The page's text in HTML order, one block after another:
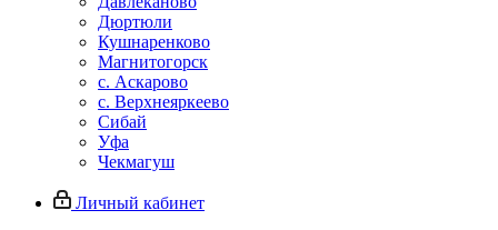
Дюртюли
Кушнаренково
Магнитогорск
с. Аскарово
с. Верхнеяркеево
Сибай
Уфа
Чекмагуш
Личный кабинет